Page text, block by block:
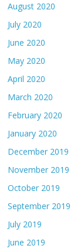
August 2020
July 2020
June 2020
May 2020
April 2020
March 2020
February 2020
January 2020
December 2019
November 2019
October 2019
September 2019
July 2019
June 2019